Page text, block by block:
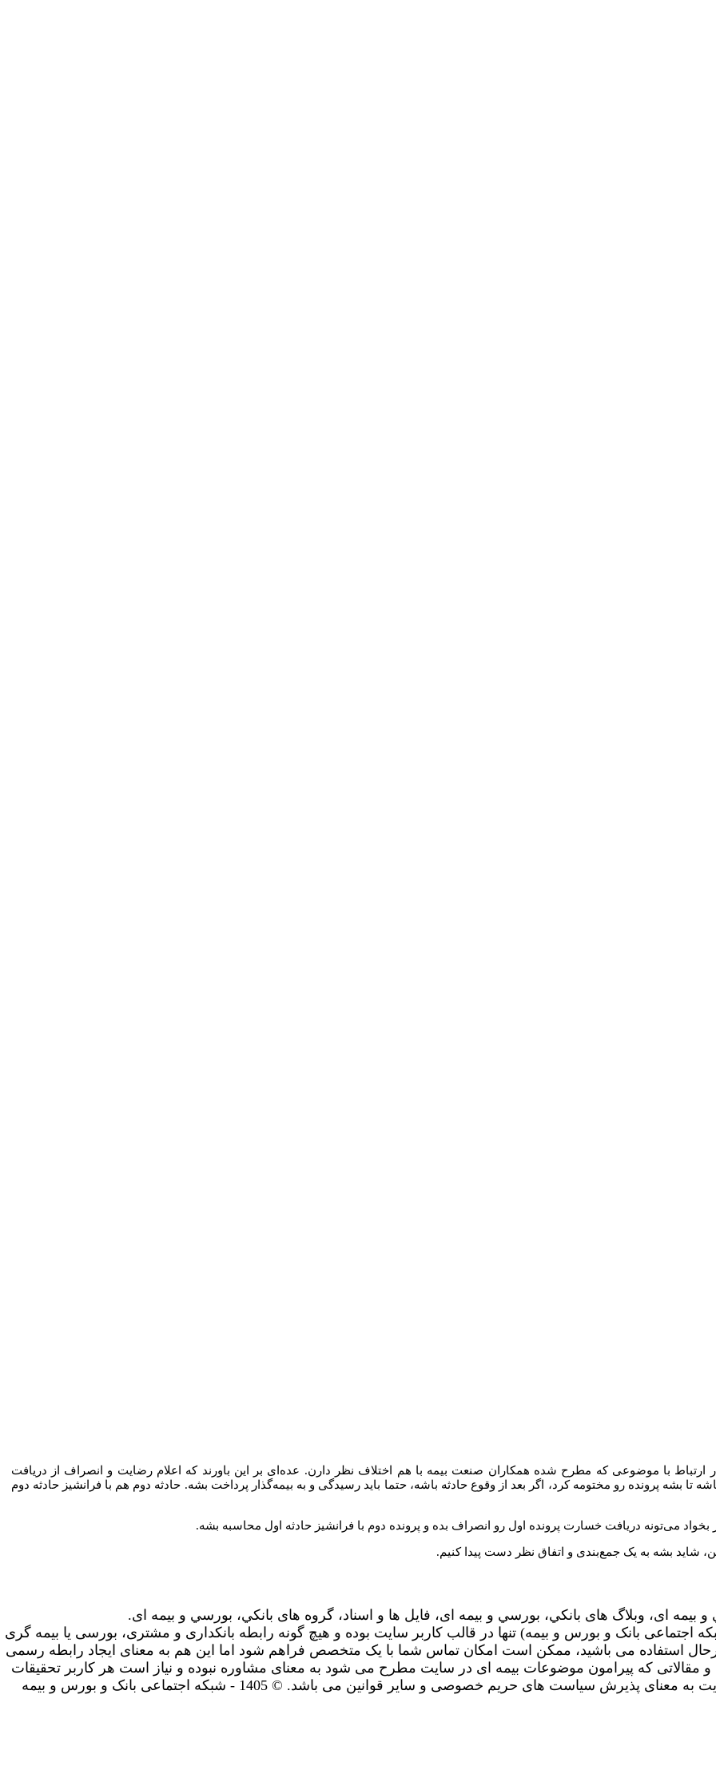
ارتباط با موضوعی که مطرح شده همکاران صنعت بیمه با هم اختلاف نظر دارن. عده‌ای بر این باورند که اعلام رضایت و انصراف از دریافت
تا بشه پرونده رو مختومه کرد، اگر بعد از وقوع حادثه باشه، حتما باید رسیدگی و به بیمه‌گذار پرداخت بشه. حادثه دوم هم با فرانشیز حادثه دوم
می‌تونه دریافت خسارت پرونده اول رو انصراف بده و پرونده دوم با فرانشیز حادثه اول محاسبه بشه.
شاید بشه به یک جمع‌بندی و اتفاق نظر دست پیدا کنیم.
بیمه ای، وبلاگ های بانکي، بورسي و بیمه ای، فایل ها و اسناد، گروه های بانکي، بورسي و بیمه ای.
بانک و بورس و بیمه) تنها در قالب کاربر سایت بوده و هیچ گونه رابطه بانکداری و مشتری، بورسی یا بیمه گری
استفاده می باشید، ممکن است امکان تماس شما با یک متخصص فراهم شود اما این هم به معنای ایجاد رابطه رسمی
و مقالاتی که پیرامون موضوعات بیمه ای در سایت مطرح می شود به معنای مشاوره نبوده و نیاز است هر کاربر تحقیقات
و مشاوره های لازم را شخصا انجام دهد. استفاده شما از سایت به معنای پذیرش سیاست های حریم خصوصی و سایر قوانین می باشد. © 1405 - شبکه اجتماعی بانک و بورس و بیمه